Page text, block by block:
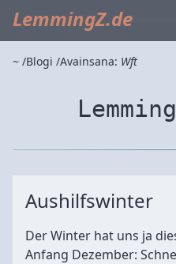
LemmingZ.de
~ Blogi Avainsana: Wft
Aushilfswinter
Der Winter hat uns ja
Anfang Dezember: